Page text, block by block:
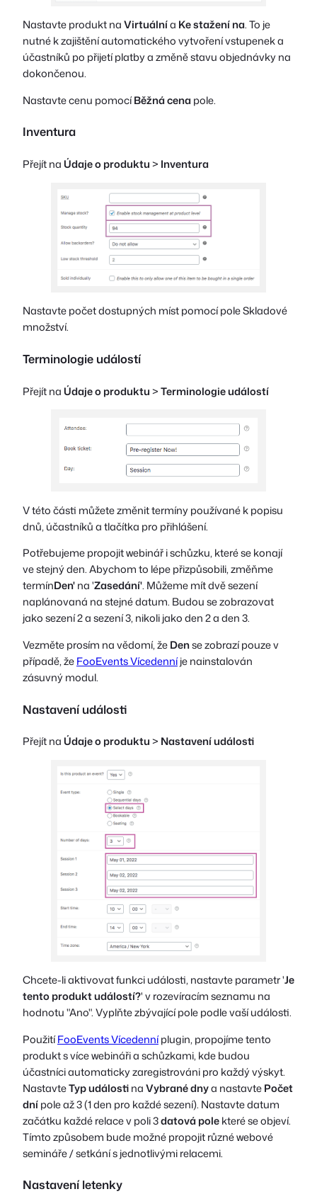
Nastavte produkt naVirtuálnía Ke stažení na. To je
nutné k zajištění automatického vytvoření vstupenek a
účastníků po přijetí platby a změně stavu objednávky na
dokončenou.
Nastavte cenu pomocíBěžná cenapole.
Inventura
Přejít naÚdaje o produktu> Inventura
Nastavte počet dostupných míst pomocí pole Skladové
množství.
Terminologie událostí
Přejít naÚdaje o produktu>Terminologie událostí
V této části můžete změnit termíny používané k popisu
dnů, účastníků a tlačítka pro přihlášení.
Potřebujeme propojit webinář i schůzku, které se konají
ve stejný den. Abychom to lépe přizpůsobili, změňme
termínDen'na 'Zasedání'. Můžeme mít dvě sezení
naplánovaná na stejné datum. Budou se zobrazovat
jako sezení 2 a sezení 3, nikoli jako den 2 a den 3.
Vezměte prosím na vědomí, žeDense zobrazí pouze v
případě, žeFooEvents Vícedenníje nainstalován
zásuvný modul.
Nastavení události
Přejít naÚdaje o produktu> Nastavení události
Chcete-li aktivovat funkci události, nastavte parametr 'Je
tento produkt událostí?' v rozevíracím seznamu na
hodnotu "Ano". Vyplňte zbývající pole podle vaší události.
PoužitíFooEvents Vícedenníplugin, propojíme tento
produkt s více webináři a schůzkami, kde budou
účastníci automaticky zaregistrováni pro každý výskyt.
NastavteTyp událostinaVybrané dnya nastavtePočet
dnípole až 3 (1 den pro každé sezení). Nastavte datum
začátku každé relace v poli 3datová polekteré se objeví.
Tímto způsobem bude možné propojit různé webové
semináře / setkání s jednotlivými relacemi.
Nastavení letenky